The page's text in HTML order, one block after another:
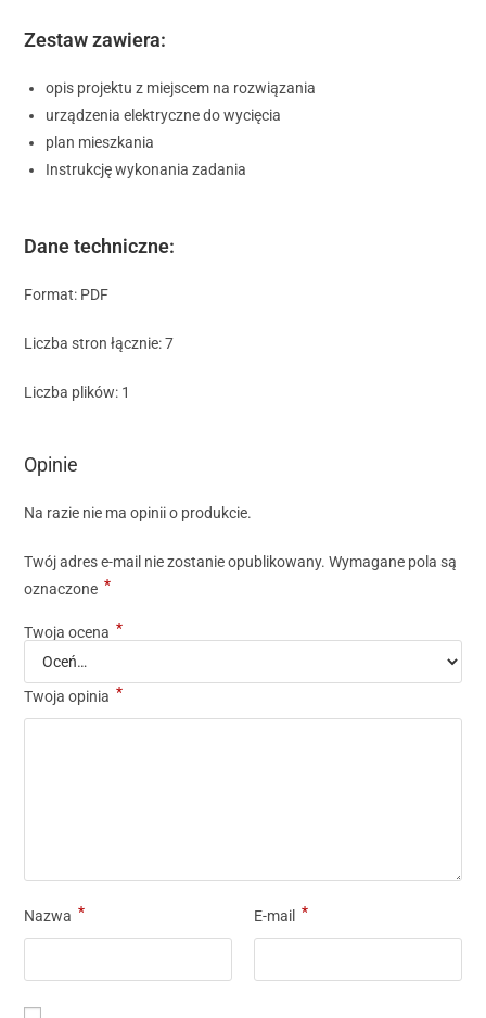
Zestaw zawiera:
opis projektu z miejscem na rozwiązania
urządzenia elektryczne do wycięcia
plan mieszkania
Instrukcję wykonania zadania
Dane techniczne:
Format: PDF
Liczba stron łącznie: 7
Liczba plików: 1
Opinie
Na razie nie ma opinii o produkcie.
Twój adres e-mail nie zostanie opublikowany. Wymagane pola są
oznaczone *
Twoja ocena *
Twoja opinia *
Nazwa * E-mail *